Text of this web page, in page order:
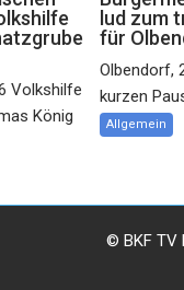
Volkshilfe
König
lud zum
für
Olbendorf,
kurzen
Allgemein
© BKF TV